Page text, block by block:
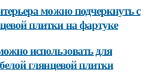
можно подчеркнуть с
плитки на фартуке
использовать для
глянцевой плитки